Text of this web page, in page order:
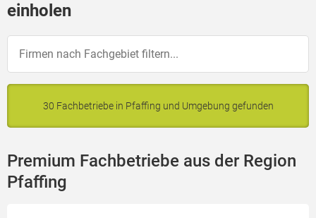
einholen
30 Fachbetriebe in Pfaffing und Umgebung gefunden
Premium Fachbetriebe aus der Region
Pfaffing